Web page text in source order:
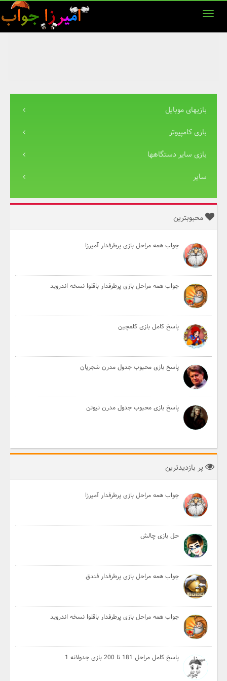
بازیهای موبایل
بازی کامپیوتر
بازی سایر دستگاهها
سایر
محبوبترین
جواب همه مراحل بازی پرطرفدار آمیرزا
جواب همه مراحل بازی پرطرفدار باقلوا نسخه اندروید
پاسخ کامل بازی کلمچین
پاسخ بازی محبوب جدول مدرن شجریان
پاسخ بازی محبوب جدول مدرن نیوتن
پر بازدیدترین
جواب همه مراحل بازی پرطرفدار آمیرزا
حل بازی چالش
جواب همه مراحل بازی پرطرفدار فندق
جواب همه مراحل بازی پرطرفدار باقلوا نسخه اندروید
پاسخ کامل مراحل 181 تا 200 بازی جدولانه 1